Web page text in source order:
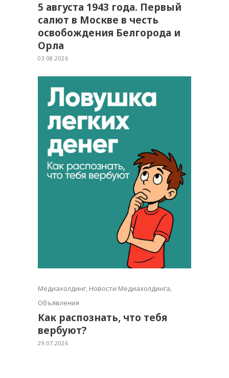
5 августа 1943 года. Первый
салют в Москве в честь
освобождения Белгорода и
Орла
03.08.2026
Медиахолдинг, Новости Медиахолдинга,
Объявления
Как распознать, что тебя
вербуют?
29.07.2026